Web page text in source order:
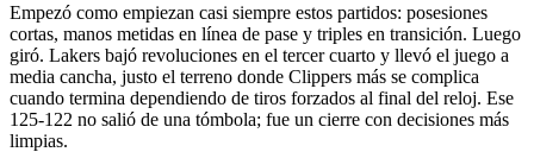
Empezó como empiezan casi siempre estos partidos: posesiones
cortas, manos metidas en línea de pase y triples en transición. Luego
giró. Lakers bajó revoluciones en el tercer cuarto y llevó el juego a
media cancha, justo el terreno donde Clippers más se complica
cuando termina dependiendo de tiros forzados al final del reloj. Ese
125-122 no salió de una tómbola; fue un cierre con decisiones más
limpias.